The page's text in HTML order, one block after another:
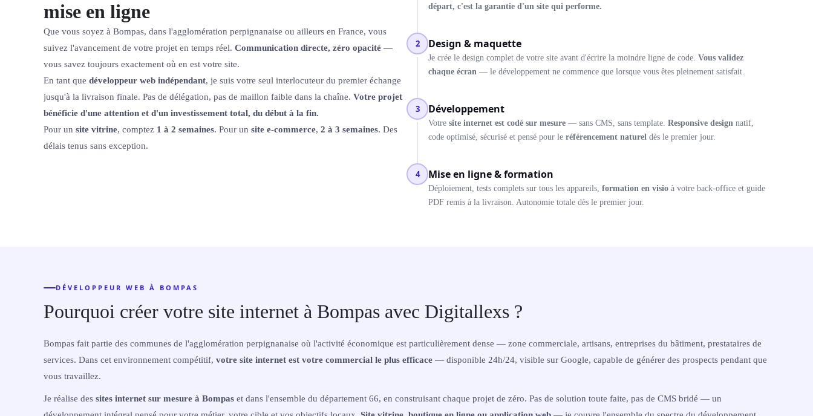
mise en ligne
Que vous soyez à Bompas, dans l'agglomération perpignanaise ou ailleurs en France, vous
suivez l'avancement de votre projet en temps réel. Communication directe, zéro opacité —
vous savez toujours exactement où en est votre site.
En tant que développeur web indépendant, je suis votre seul interlocuteur du premier échange
jusqu'à la livraison finale. Pas de délégation, pas de maillon faible dans la chaîne. Votre projet
bénéficie d'une attention et d'un investissement total, du début à la fin.
Pour un site vitrine, comptez 1 à 2 semaines. Pour un site e-commerce, 2 à 3 semaines. Des
délais tenus sans exception.
départ, c'est la garantie d'un site qui performe.
2 Design & maquette
Je crée le design complet de votre site avant d'écrire la moindre ligne de code. Vous validez
chaque écran — le développement ne commence que lorsque vous êtes pleinement satisfait.
3 Développement
Votre site internet est codé sur mesure — sans CMS, sans template. Responsive design natif,
code optimisé, sécurisé et pensé pour le référencement naturel dès le premier jour.
4 Mise en ligne & formation
Déploiement, tests complets sur tous les appareils, formation en visio à votre back-office et guide
PDF remis à la livraison. Autonomie totale dès le premier jour.
DÉVELOPPEUR WEB À BOMPAS
Pourquoi créer votre site internet à Bompas avec Digitallexs ?
Bompas fait partie des communes de l'agglomération perpignanaise où l'activité économique est particulièrement dense — zone commerciale, artisans, entreprises du bâtiment, prestataires de
services. Dans cet environnement compétitif, votre site internet est votre commercial le plus efficace — disponible 24h/24, visible sur Google, capable de générer des prospects pendant que
vous travaillez.
Je réalise des sites internet sur mesure à Bompas et dans l'ensemble du département 66, en construisant chaque projet de zéro. Pas de solution toute faite, pas de CMS bridé — un